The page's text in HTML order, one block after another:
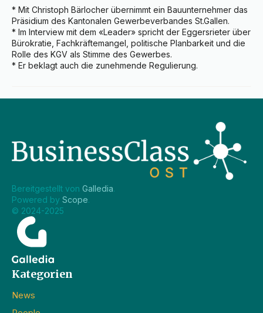
* Mit Christoph Bärlocher übernimmt ein Bauunternehmer das
Präsidium des Kantonalen Gewerbeverbandes St.Gallen.
* Im Interview mit dem «Leader» spricht der Eggersrieter über
Bürokratie, Fachkräftemangel, politische Planbarkeit und die
Rolle des KGV als Stimme des Gewerbes.
* Er beklagt auch die zunehmende Regulierung.
Bereitgestellt von Galledia.
Powered by Scope.
© 2024-2025
Kategorien
News